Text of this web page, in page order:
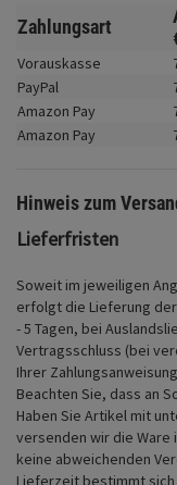
Zahlungsart
Vorauskasse
PayPal
Amazon Pay
Amazon Pay
Hinweis zum
Lieferfristen
Soweit im jeweiligen
erfolgt die Lieferung der
- 5 Tagen, bei
Vertragsschluss (bei
Ihrer
Beachten Sie, dass an
Haben Sie Artikel mit
versenden wir die Ware
keine abweichenden
Lieferzeit bestimmt